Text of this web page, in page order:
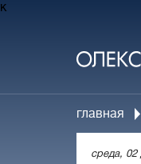
к
главная
среда, 02